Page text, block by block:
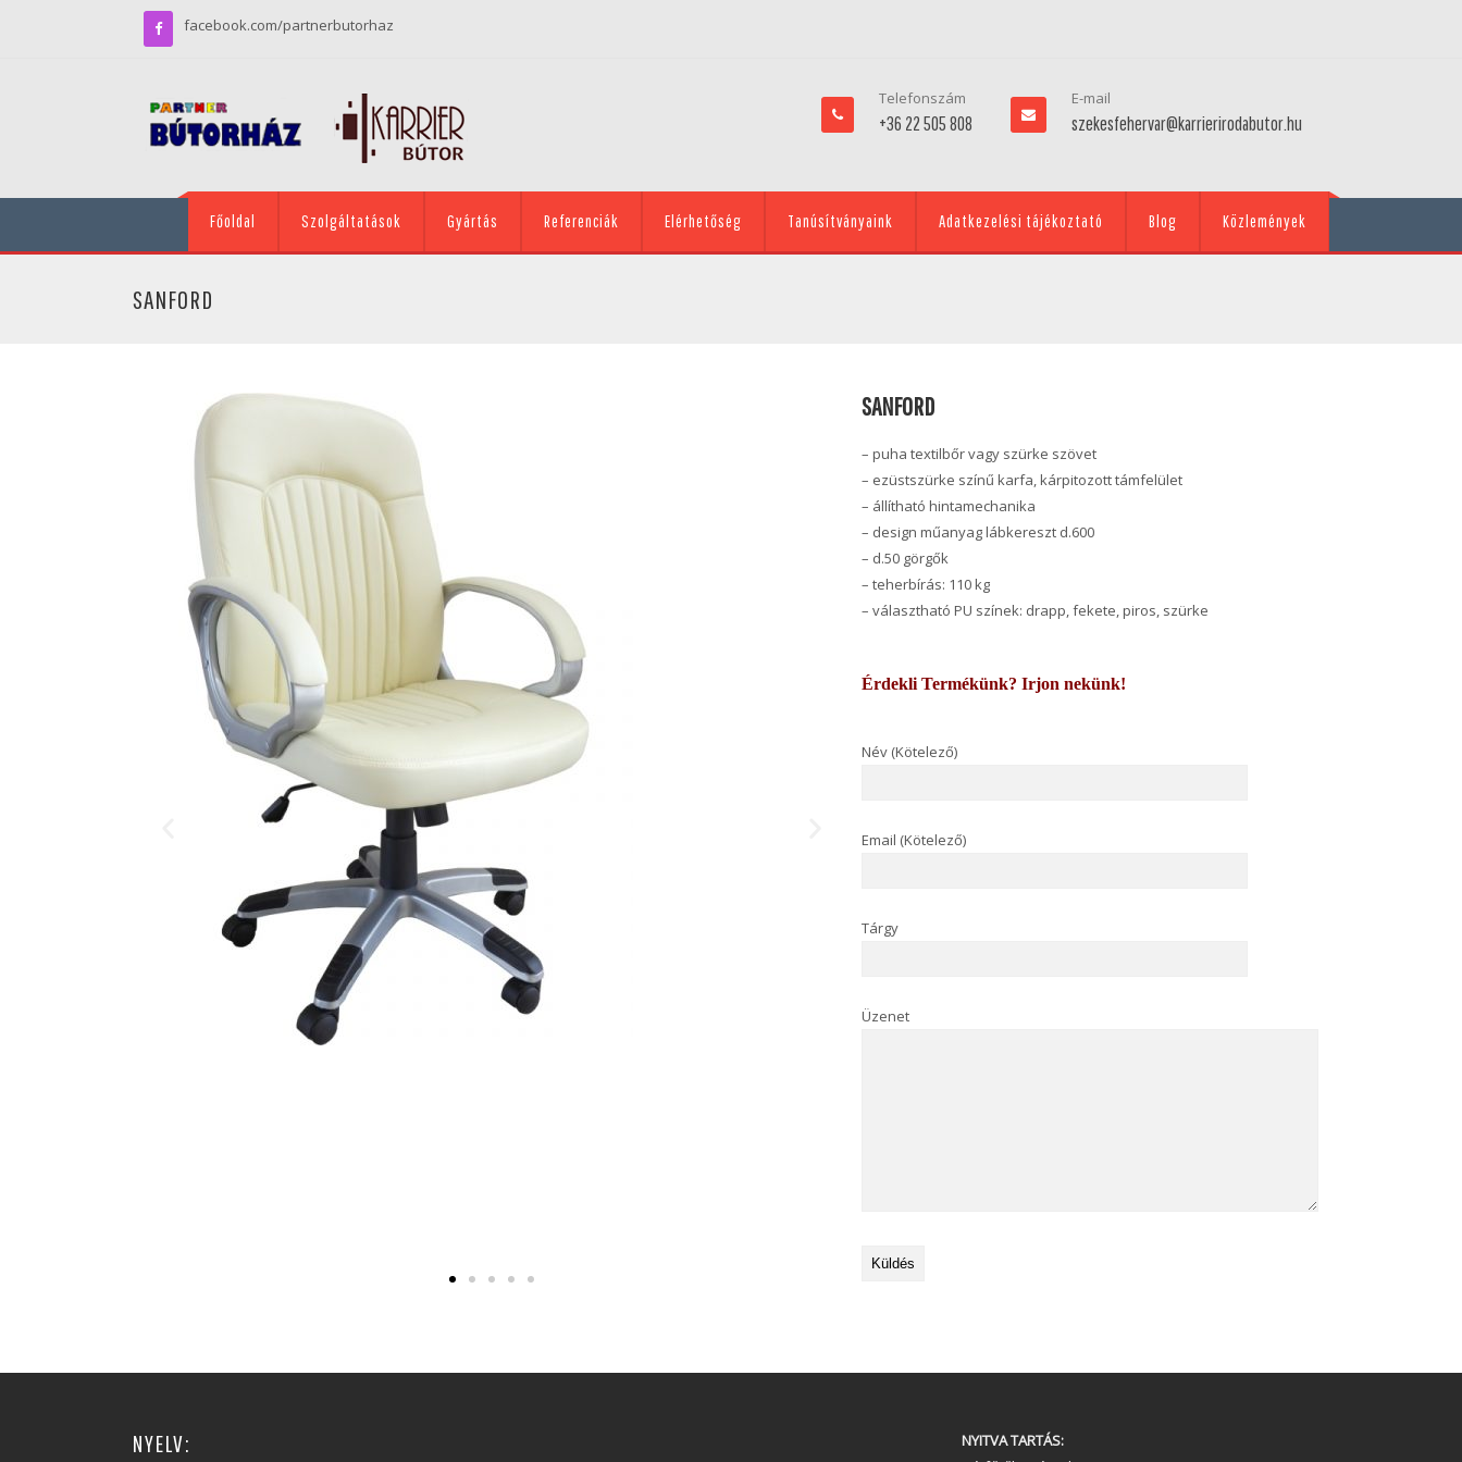
facebook.com/partnerbutorhaz
Telefonszám
+36 22 505 808
E-mail
szekesfehervar@karrierirodabutor.hu
Főoldal Szolgáltatások Gyártás Referenciák Elérhetőség Tanúsítványaink Adatkezelési tájékoztató Blog Közlemények
SANFORD
SANFORD
– puha textilbőr vagy szürke szövet
– ezüstszürke színű karfa, kárpitozott támfelület
– állítható hintamechanika
– design műanyag lábkereszt d.600
– d.50 görgők
– teherbírás: 110 kg
– választható PU színek: drapp, fekete, piros, szürke
Érdekli Termékünk? Irjon nekünk!
Név (Kötelező)
Email (Kötelező)
Tárgy
Üzenet
NYELV:
NYITVA TARTÁS: